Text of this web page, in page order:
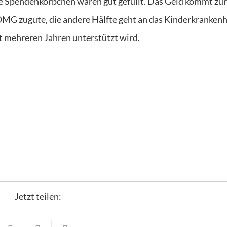
zugute, die andere Hälfte geht an das
mehreren Jahren unterstützt wird.
Jetzt teilen: